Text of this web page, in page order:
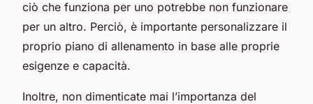
ciò che funziona per uno potrebbe non funzionare
per un altro. Perciò, è importante personalizzare il
proprio piano di allenamento in base alle proprie
esigenze e capacità.
Inoltre, non dimenticate mai l’importanza del